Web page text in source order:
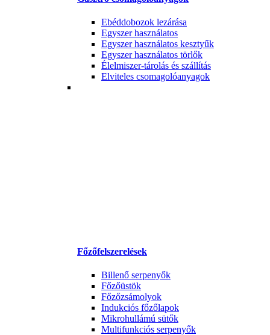
Ebéddobozok lezárása
Egyszer használatos
Egyszer használatos kesztyűk
Egyszer használatos törlők
Élelmiszer-tárolás és szállítás
Elviteles csomagolóanyagok
Főzőfelszerelések
Billenő serpenyők
Főzőüstök
Főzőzsámolyok
Indukciós főzőlapok
Mikrohullámú sütők
Multifunkciós serpenyők